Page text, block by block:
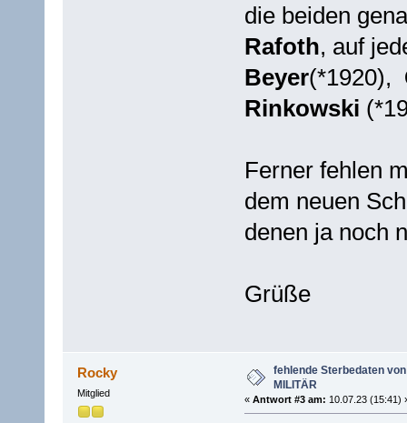
die beiden
Rafoth, auf
Beyer(*1920),
Rinkowski
Ferner fehlen
dem neuen
denen ja noch
Grüße
Rocky
Mitglied
fehlende Sterbedaten
MILITÄR
« Antwort #3 am: 10.07.23 (15:41)